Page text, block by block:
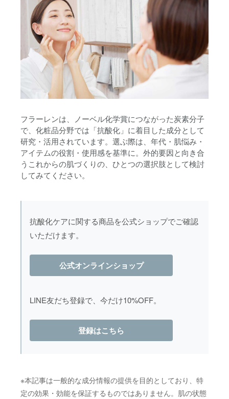
フラーレンは、ノーベル化学賞につながった炭素分子
で、化粧品分野では「抗酸化」に着目した成分として
研究・活用されています。選ぶ際は、年代・肌悩み・
アイテムの役割・使用感を基準に。外的要因と向き合
うこれからの肌づくりの、ひとつの選択肢として検討
してみてください。
抗酸化ケアに関する商品を公式ショップでご確認
いただけます。
公式オンラインショップ
LINE友だち登録で、今だけ10%OFF。
登録はこちら
※本記事は一般的な成分情報の提供を目的としており、特
定の効果・効能を保証するものではありません。肌の状態